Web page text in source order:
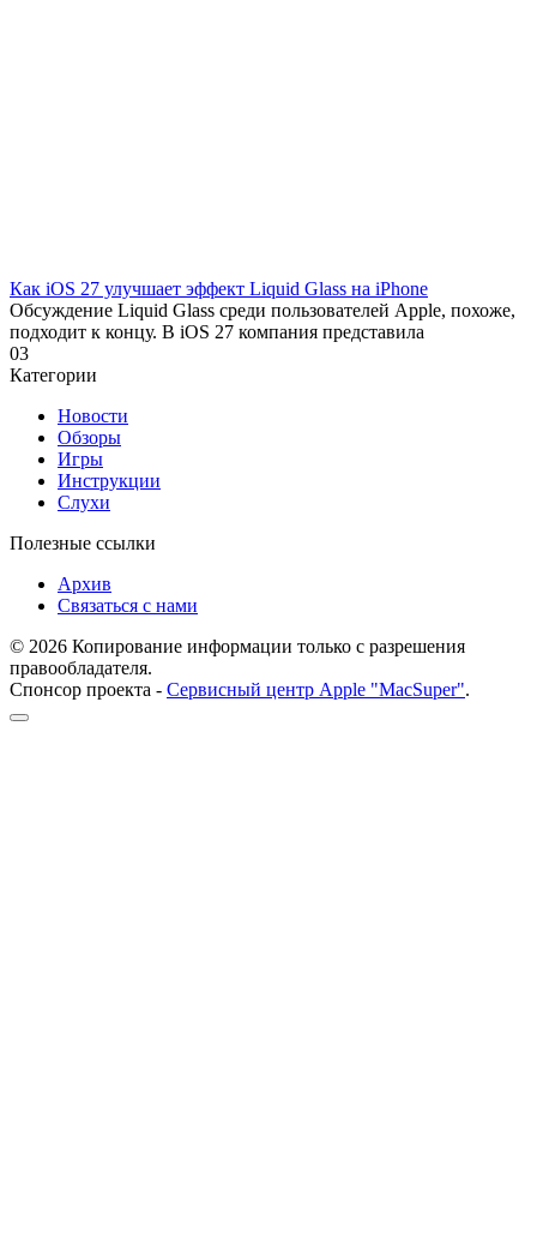
Как iOS 27 улучшает эффект Liquid Glass на iPhone
Обсуждение Liquid Glass среди пользователей Apple, похоже,
подходит к концу. В iOS 27 компания представила
03
Категории
Новости
Обзоры
Игры
Инструкции
Слухи
Полезные ссылки
Архив
Связаться с нами
© 2026 Копирование информации только с разрешения
правообладателя.
Спонсор проекта - Сервисный центр Apple "MacSuper".